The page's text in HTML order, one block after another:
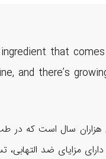
ingredient that
and there’s
سال است که در
مزایای ضد التهابی،